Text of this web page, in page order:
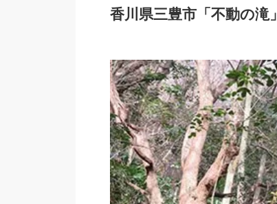
香川県三豊市「不動の滝」